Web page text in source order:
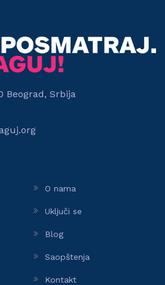
Beograd, Srbija
O nama
Uključi se
Blog
Saopštenja
Kontakt